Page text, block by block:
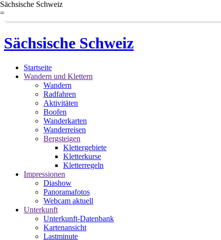
Sächsische Schweiz
=
Sächsische Schweiz
Startseite
Wandern und Klettern
Wandern
Radfahren
Aktivitäten
Boofen
Wanderkarten
Wanderreisen
Bergsteigen
Klettergebiete
Kletterkurse
Kletterregeln
Impressionen
Diashow
Panoramafotos
Webcam aktuell
Unterkunft
Unterkunft-Datenbank
Kartenansicht
Lastminute